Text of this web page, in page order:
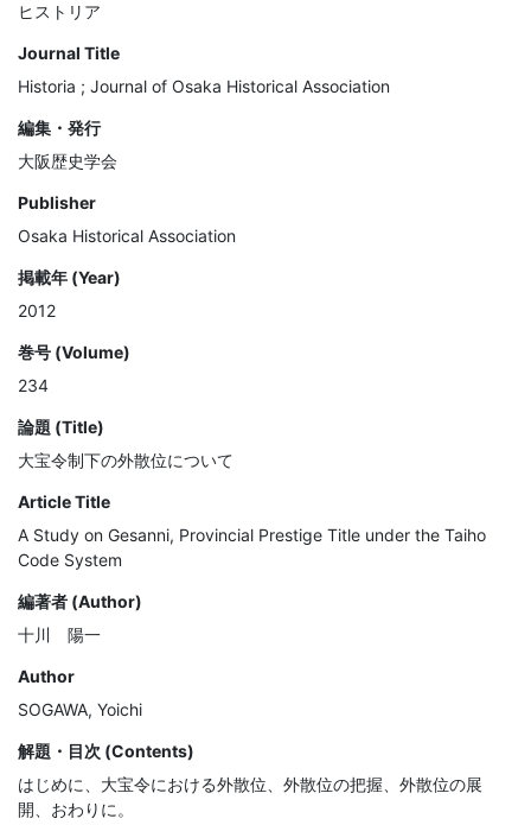
ヒストリア
Journal Title
Historia ; Journal of Osaka Historical Association
編集・発行
大阪歴史学会
Publisher
Osaka Historical Association
掲載年 (Year)
2012
巻号 (Volume)
234
論題 (Title)
大宝令制下の外散位について
Article Title
A Study on Gesanni, Provincial Prestige Title under the Taiho
Code System
編著者 (Author)
十川 陽一
Author
SOGAWA, Yoichi
解題・目次 (Contents)
はじめに、大宝令における外散位、外散位の把握、外散位の展
開、おわりに。